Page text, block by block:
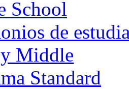
School
de
Middle
Standard